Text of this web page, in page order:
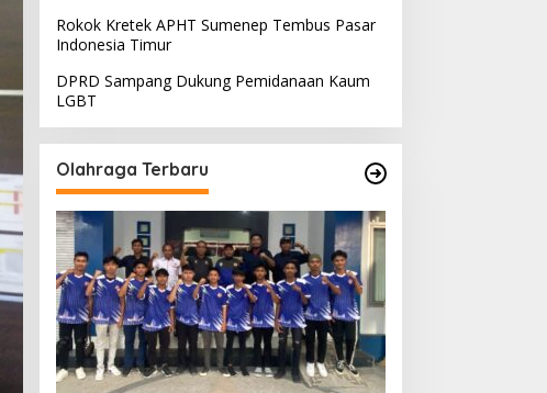
Rokok Kretek APHT Sumenep Tembus Pasar
Indonesia Timur
DPRD Sampang Dukung Pemidanaan Kaum
LGBT
Olahraga Terbaru